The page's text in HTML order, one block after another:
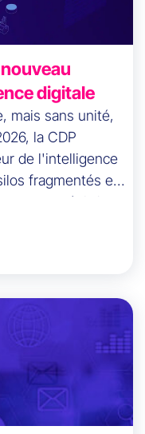
nouveau
digitale
mais sans unité,
la CDP
de l'intelligence
fragmentés en
temps réel. Avec
des